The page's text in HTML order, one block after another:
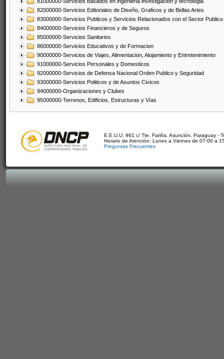
82000000-Servicios Editoriales de Diseño, Graficos y de Bellas Artes
83000000-Servicios Publicos y Servicios Relacionados con el Sector Publico
84000000-Servicios Financieros y de Seguros
85000000-Servicios Sanitarios
86000000-Servicios Educativos y de Formacion
90000000-Servicios de Viajes, Alimentacion, Alojamiento y Entretenimiento
91000000-Servicios Personales y Domesticos
92000000-Servicios de Defensa Nacional Orden Publico y Seguridad
93000000-Servicios Politicos y de Asuntos Civicos
94000000-Organizaciones y Clubes
95000000-Terrenos, Edificios, Estructuras y Vías
E.E.U.U. 961 c/ Tte. Fariña. Asunción, Paraguay -
Horario de Atención: Lunes a Viernes de 07:00 a
Preguntas Frecuentes